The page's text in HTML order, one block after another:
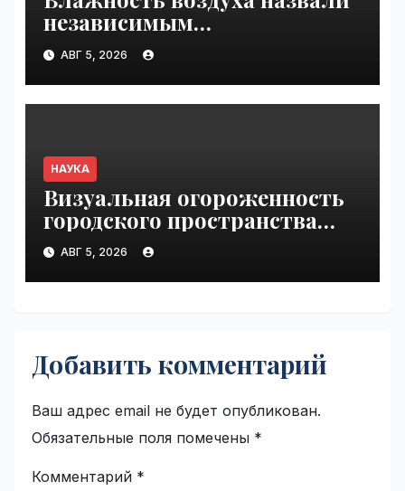
независимым
физиологическим
стрессором в сауне |
VseTime.ru
АВГ 5, 2026
НАУКА
Визуальная огороженность
городского пространства
благотворно сказалась
на сне | VseTime.ru
АВГ 5, 2026
Добавить комментарий
Ваш адрес email не будет опубликован.
Обязательные поля помечены *
Комментарий *